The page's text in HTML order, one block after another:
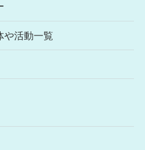
や活動一覧